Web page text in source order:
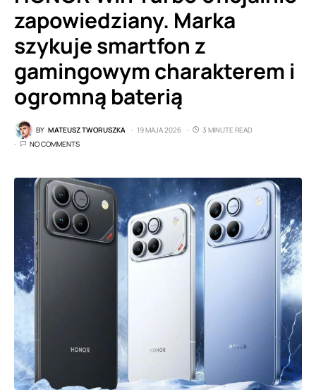
zapowiedziany. Marka
szykuje smartfon z
gamingowym charakterem i
ogromną baterią
BY MATEUSZ TWORUSZKA 19 MAJA 2026
3 MINUTE READ
NO COMMENTS